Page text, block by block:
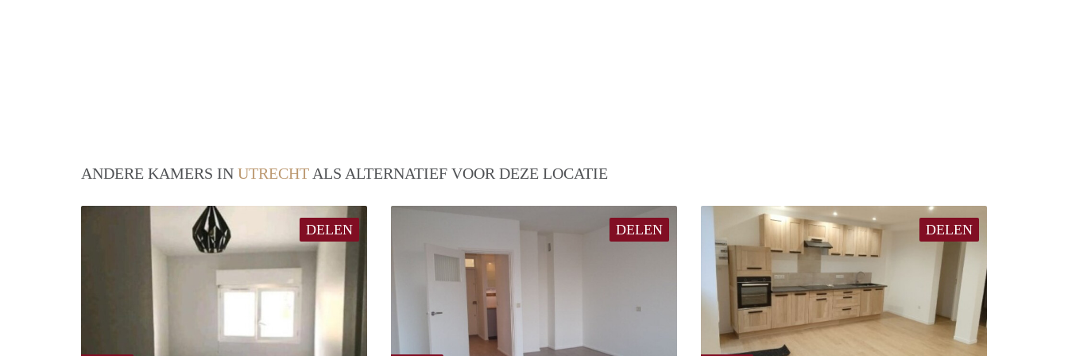
ANDERE KAMERS IN UTRECHT ALS ALTERNATIEF VOOR DEZE LOCATIE
DELEN DELEN DELEN